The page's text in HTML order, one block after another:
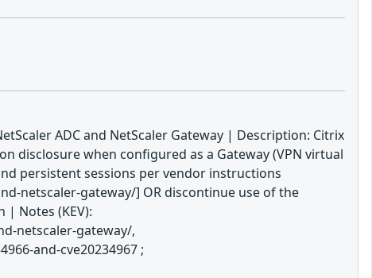
ADC and NetScaler Gateway | Description: Citrix
disclosure when configured as a Gateway (VPN virtual
persistent sessions per vendor instructions
netscaler-gateway/] OR discontinue use of the
| Notes (KEV):
netscaler-gateway/,
and-cve20234967 ;